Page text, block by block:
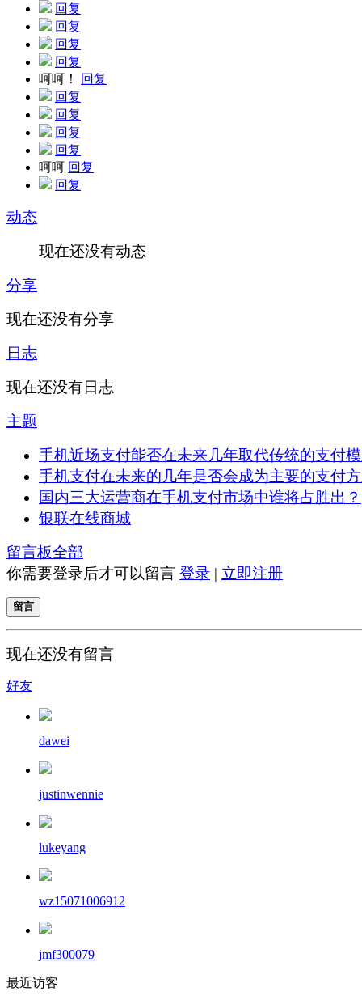
回复
回复
回复
回复
呵呵！
回复
回复
回复
回复
回复
呵呵 回复
回复
动态
现在还没有动态
分享
现在还没有分享
日志
现在还没有日志
主题
手机近场支付能否在未来几年取代传统的支付
手机支付在未来的几年是否会成为主要的支付
国内三大运营商在手机支付市场中谁将占胜出？
银联在线商城
留言板全部
你需要登录后才可以留言 登录 | 立即注册
留言
现在还没有留言
好友
dawei
justinwennie
lukeyang
wz15071006912
jmf300079
最近访客